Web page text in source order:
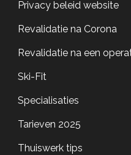
Privacy beleid website
Revalidatie na Corona
Revalidatie na een
Ski-Fit
Specialisaties
Tarieven 2025
Thuiswerk tips